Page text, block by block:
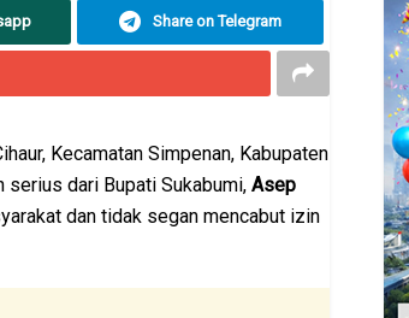
Share on Telegram
Kecamatan Simpenan, Kabupaten
serius dari Bupati Sukabumi, Asep
dan tidak segan mencabut izin